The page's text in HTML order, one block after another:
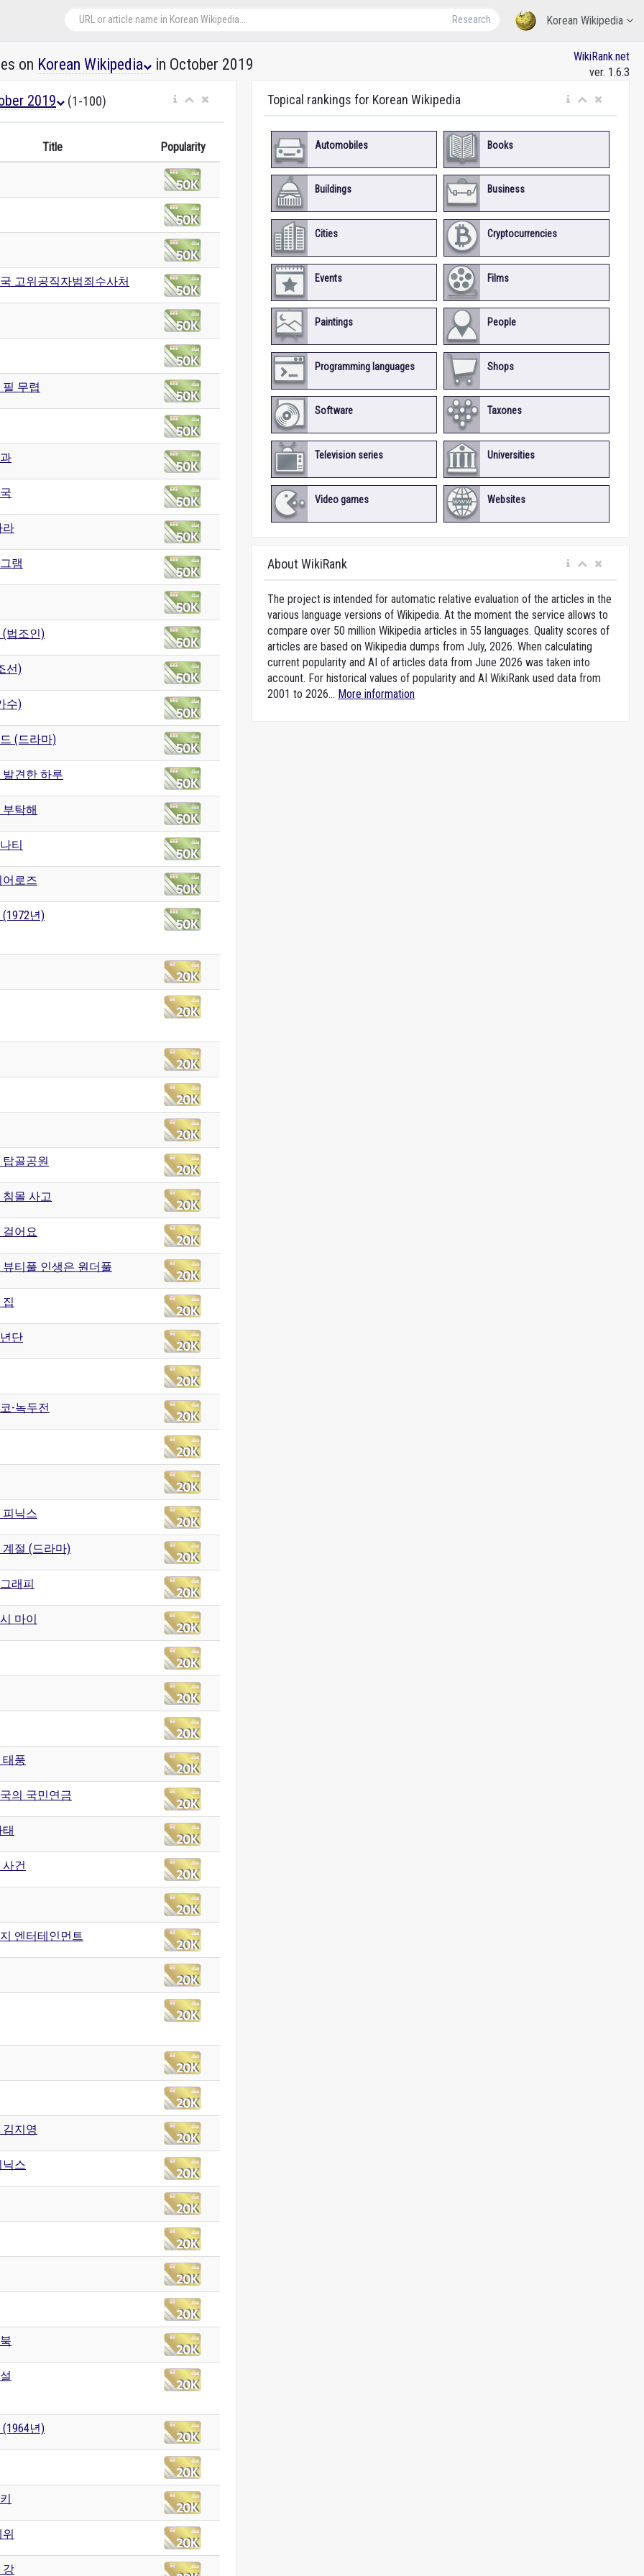
Korean Wikipedia
Research
on Korean Wikipedia in October 2019
WikiRank.net
ver. 1.6.3
2019 (1-100)
Title Popularity
고위공직자범죄수사처
무렵
라
램
법조인)
선)
수)
(드라마)
견한 하루
탁해
티
로즈
년)
골공원
몰 사고
어요
티풀 인생은 원더풀
단
-녹두전
닉스
절 (드라마)
래피
마이
태풍
의 국민연금
건
엔터테인먼트
김지영
스
년)
강
Topical rankings for Korean Wikipedia
Automobiles Books
Buildings Business
Cities Cryptocurrencies
Events Films
Paintings People
Programming languages Shops
Software Taxones
Television series Universities
Video games Websites
About WikiRank
The project is intended for automatic relative evaluation of the articles in the
various language versions of Wikipedia. At the moment the service allows to
compare over 50 million Wikipedia articles in 55 languages. Quality scores of
articles are based on Wikipedia dumps from July, 2026. When calculating
current popularity and AI of articles data from June 2026 was taken into
account. For historical values of popularity and AI WikiRank used data from
2001 to 2026... More information